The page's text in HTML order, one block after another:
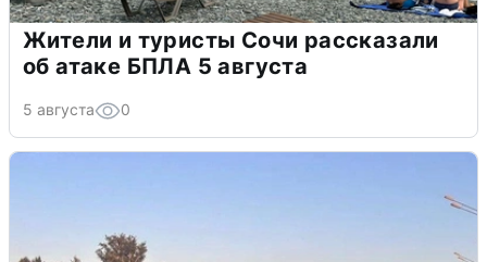
Жители и туристы Сочи рассказали
об атаке БПЛА 5 августа
5 августа 0